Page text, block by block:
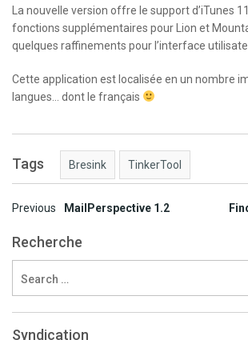
La nouvelle version offre le support d’iTunes
fonctions supplémentaires pour Lion et
quelques raffinements pour l’interface
Cette application est localisée en un nombre
langues… dont le français
Tags Bresink TinkerTool
Post
navigation
Previous MailPerspective 1.2
Recherche
for:
Syndication